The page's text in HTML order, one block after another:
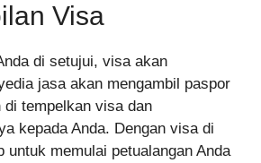
Visa
di setujui, visa akan
jasa akan mengambil paspor
di tempelkan visa dan
kepada Anda. Dengan visa di
untuk memulai petualangan Anda